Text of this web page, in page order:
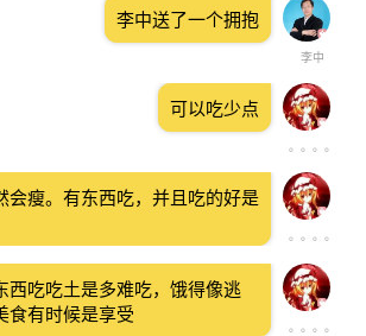
李中
李中送了一个拥抱
。。。。
可以吃少点
。。。。
会瘦。有东西吃，并且吃的好是
。。。。
西吃吃土是多难吃，饿得像逃
食有时候是享受